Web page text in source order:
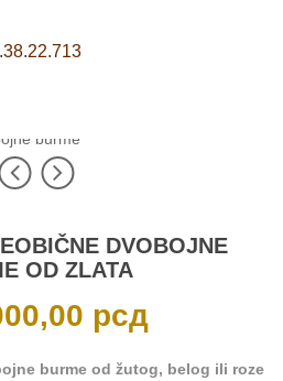
DVOBOJNE
OD ZLATA
рсд
burme od žutog, belog ili roze